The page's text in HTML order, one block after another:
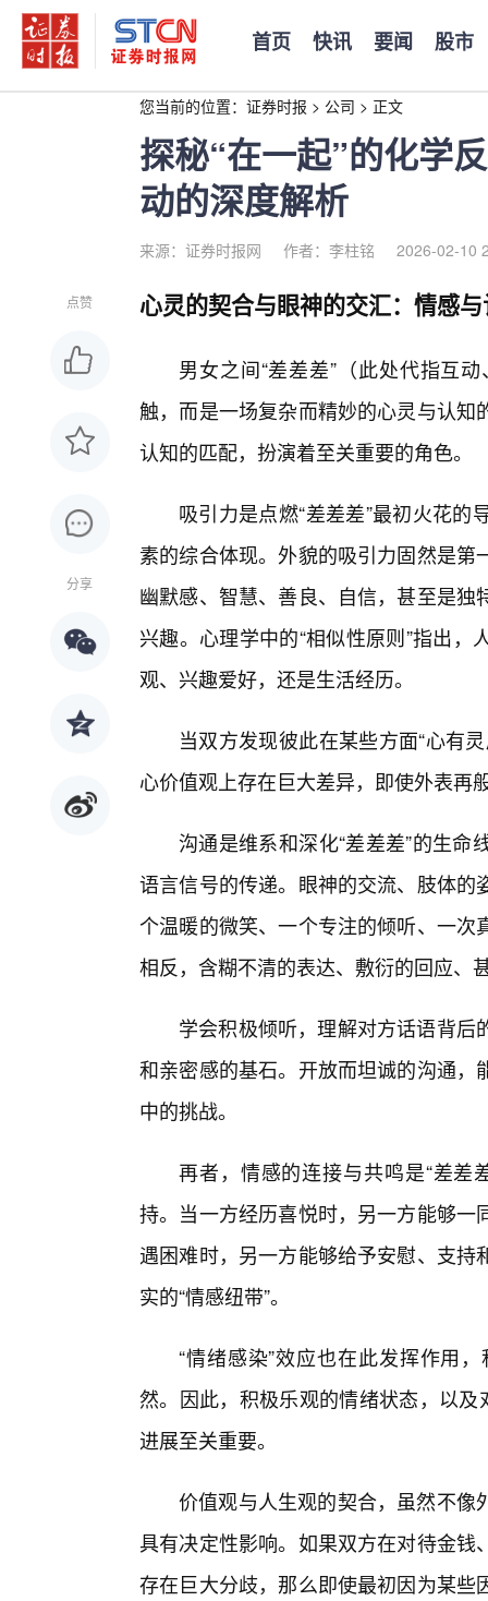
首页 快讯 要闻 股市
您当前的位置： 证券时报 > 公司 > 正文
探秘“在一起”的化学
动的深度解析
来源：证券时报网 作者：李柱铭 2026-02-10
点赞
分享
心灵的契合与眼神的交汇：情感
男女之间“差差差”（此处代指互
触，而是一场复杂而精妙的心灵与认
认知的匹配，扮演着至关重要的角色。
吸引力是点燃“差差差”最初火花
素的综合体现。外貌的吸引力固然是
幽默感、智慧、善良、自信，甚至是
兴趣。心理学中的“相似性原则”指出
观、兴趣爱好，还是生活经历。
当双方发现彼此在某些方面“心有
心价值观上存在巨大差异，即使外表再
沟通是维系和深化“差差差”的生
语言信号的传递。眼神的交流、肢体
个温暖的微笑、一个专注的倾听、一
相反，含糊不清的表达、敷衍的回应、
学会积极倾听，理解对方话语背
和亲密感的基石。开放而坦诚的沟通
中的挑战。
再者，情感的连接与共鸣是“差差
持。当一方经历喜悦时，另一方能够
遇困难时，另一方能够给予安慰、支
实的“情感纽带”。
“情绪感染”效应也在此发挥作用
然。因此，积极乐观的情绪状态，以
进展至关重要。
价值观与人生观的契合，虽然不像
具有决定性影响。如果双方在对待金
存在巨大分歧，那么即使最初因为某